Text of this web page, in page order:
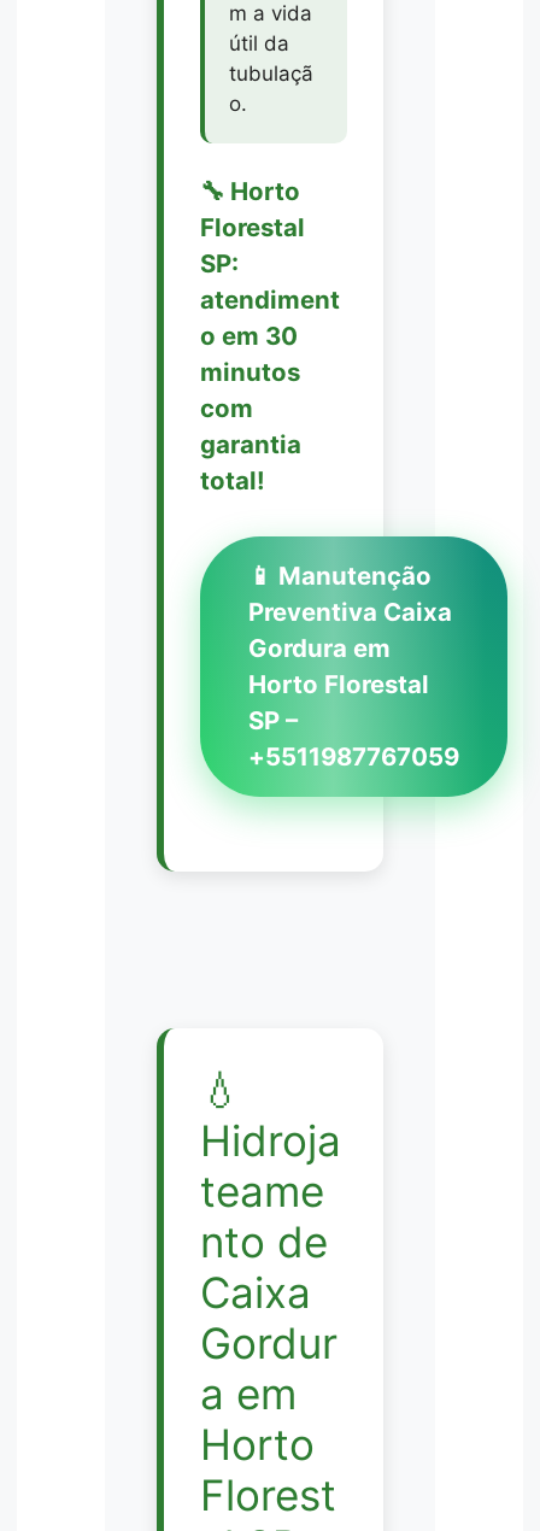
m a vida
útil da
tubulaçã
o.
🔧 Horto
Florestal
SP:
atendiment
o em 30
minutos
com
garantia
total!
📱 Manutenção
Preventiva Caixa
Gordura em
Horto Florestal
SP –
+5511987767059
💧
Hidroja
teame
nto de
Caixa
Gordur
a em
Horto
Florest